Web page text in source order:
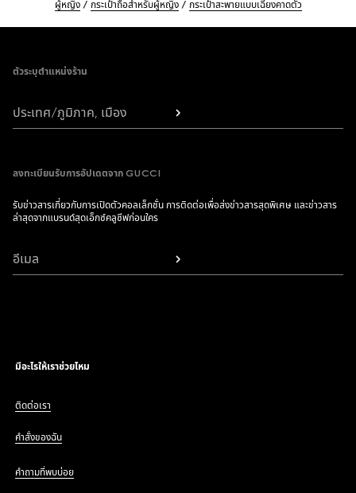
ผู้หญิง กระเป๋าถือสำหรับผู้หญิง กระเป๋าสะพายแบบเฉียงคาดตัว
ตัวระบุตำแหน่งร้าน
ประเทศ/ภูมิภาค, เมือง
ลงทะเบียนรับการอัปเดตจาก GUCCI
รับข่าวสารเกี่ยวกับการเปิดตัวคอลเล็กชั่น การติดต่อเพื่อส่งข่าวสารสุดพิเศษ และข่าวสาร
ล่าสุดจากแบรนด์สุดเอ็กซ์คลูซีฟก่อนใคร
อีเมล
มีอะไรให้เราช่วยไหม
ติดต่อเรา
คำสั่งของฉัน
คำถามที่พบบ่อย